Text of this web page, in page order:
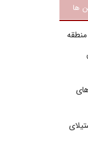
ها